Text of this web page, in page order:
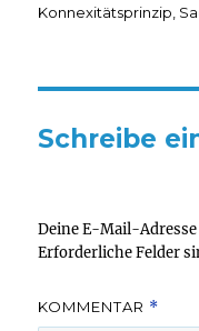
am
Konnexitätsprinzip
Schreibe
Deine E-Mail-
Erforderliche Felder
KOMMENTAR *